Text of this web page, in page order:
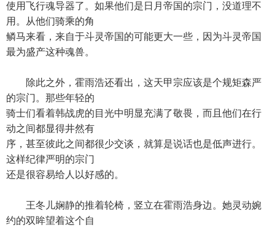
使用飞行魂导器了。如果他们是日月帝国的宗门，没道理不
用。从他们骑乘的角
鳞马来看，来自于斗灵帝国的可能更大一些，因为斗灵帝国
最为盛产这种魂兽。
除此之外，霍雨浩还看出，这天甲宗应该是个规矩森严
的宗门。那些年轻的
骑士们看着韩战虎的目光中明显充满了敬畏，而且他们在行
动之间都显得井然有
序，甚至彼此之间都很少交谈，就算是说话也是低声进行。
这样纪律严明的宗门
还是很容易给人以好感的。
王冬儿娴静的推着轮椅，竖立在霍雨浩身边。她灵动婉
约的双眸望着这个自